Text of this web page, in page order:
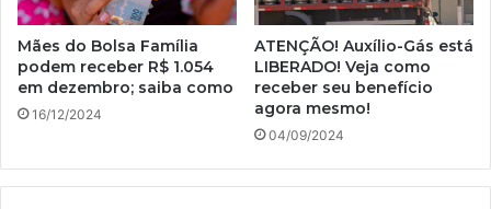
Mães do Bolsa Família
podem receber R$ 1.054
em dezembro; saiba como
16/12/2024
ATENÇÃO! Auxílio-Gás está
LIBERADO! Veja como
receber seu benefício
agora mesmo!
04/09/2024